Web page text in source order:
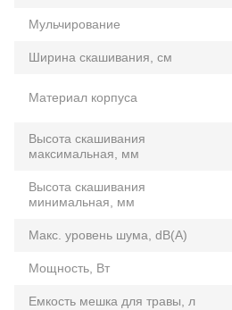
Мульчирование
Ширина скашивания, см
Материал корпуса
Высота скашивания
максимальная, мм
Высота скашивания
минимальная, мм
Макс. уровень шума, dB(A)
Мощность, Вт
Емкость мешка для травы, л